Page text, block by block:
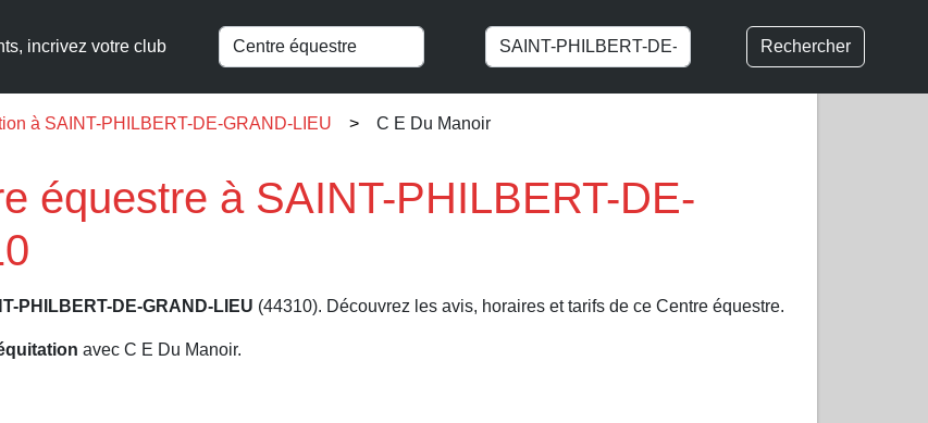
incrivez votre club Rechercher
à SAINT-PHILBERT-DE-GRAND-LIEU C E Du Manoir
équestre à SAINT-PHILBERT-DE-
PHILBERT-DE-GRAND-LIEU (44310). Découvrez les avis, horaires et tarifs de ce Centre équestre.
avec C E Du Manoir.